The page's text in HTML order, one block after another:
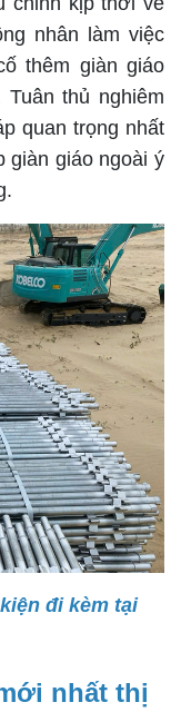
nhân làm việc
thêm giàn giáo
thủ nghiêm
quan trọng nhất
giàn giáo ngoài ý
đi kèm tại
nhất thị